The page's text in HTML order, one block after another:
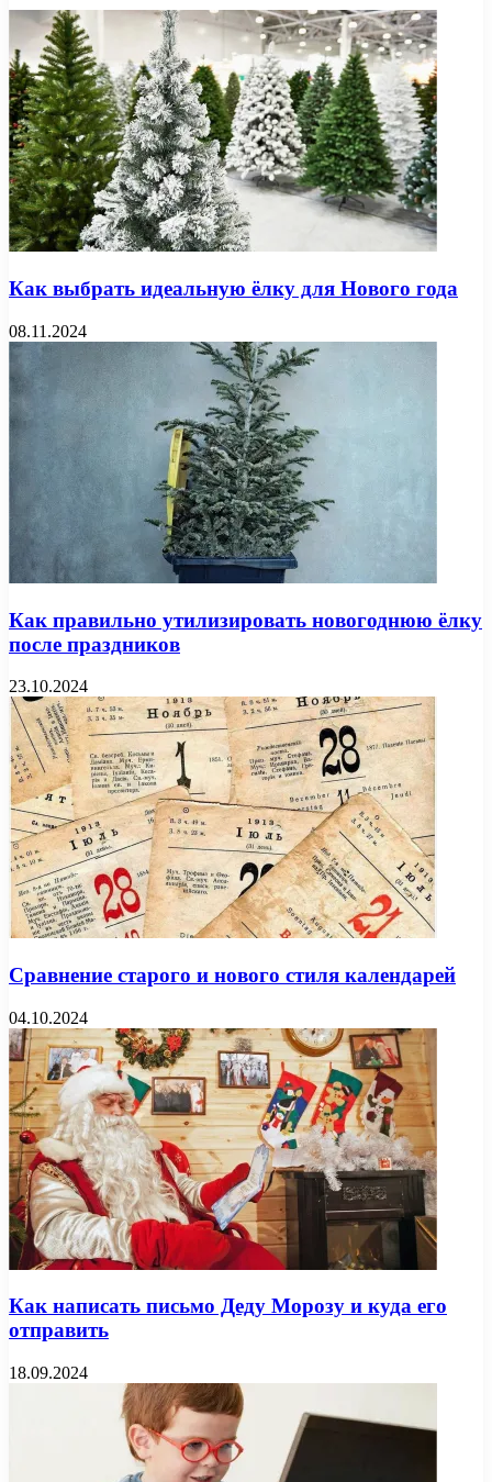
Как выбрать идеальную ёлку для Нового года
08.11.2024
Как правильно утилизировать новогоднюю ёлку
после праздников
23.10.2024
Сравнение старого и нового стиля календарей
04.10.2024
Как написать письмо Деду Морозу и куда его
отправить
18.09.2024